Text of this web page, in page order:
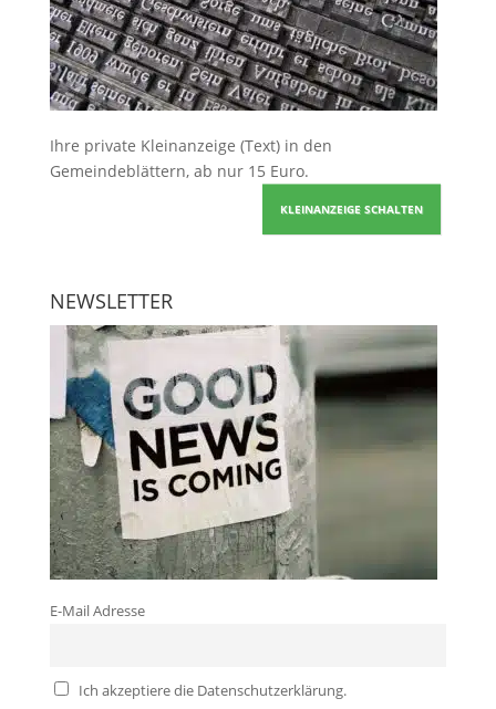
Ihre private Kleinanzeige (Text) in den
Gemeindeblättern, ab nur 15 Euro.
KLEINANZEIGE SCHALTEN
NEWSLETTER
E-Mail Adresse
Ich akzeptiere die Datenschutzerklärung.